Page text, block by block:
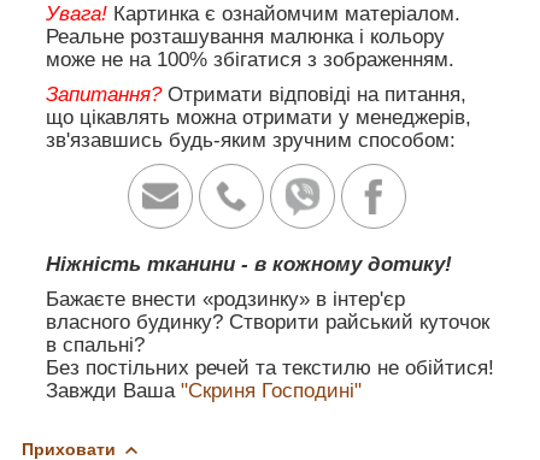
Увага! Картинка є ознайомчим матеріалом.
Реальне розташування малюнка і кольору
може не на 100% збігатися з зображенням.
Запитання?Отримати відповіді на питання,
що цікавлять можна отримати у менеджерів,
зв'язавшись будь-яким зручним способом:
Ніжність тканини - в кожному дотику!
Бажаєте внести «родзинку» в інтер'єр
власного будинку? Створити райський куточок
в спальні?
Без постільних речей та текстилю не обійтися!
Завжди Ваша "Скриня Господині"
Приховати